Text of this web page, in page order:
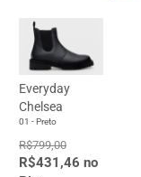
Everyday
Chelsea
01 - Preto
R$799,00
R$431,46 no